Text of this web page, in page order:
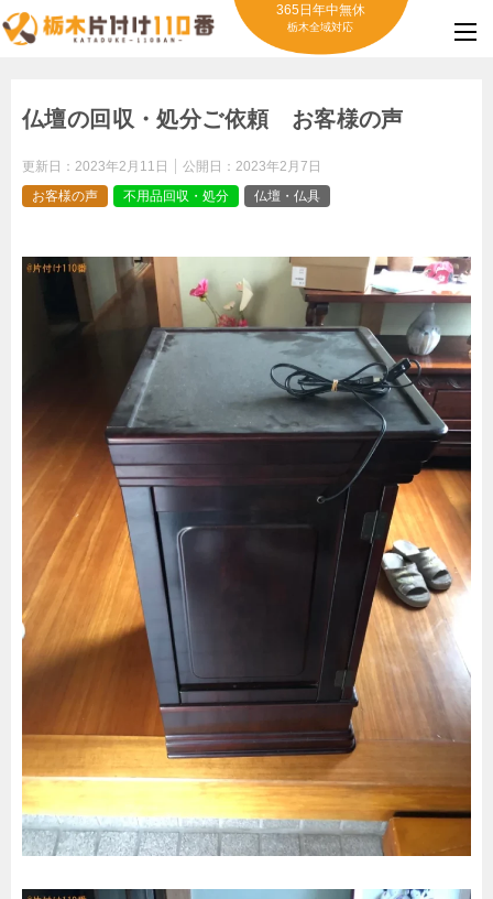
365日年中無休
栃木全域対応
仏壇の回収・処分ご依頼 お客様の声
更新日： 2023年2月11日 公開日： 2023年2月7日
お客様の声
不用品回収・処分 仏壇・仏具